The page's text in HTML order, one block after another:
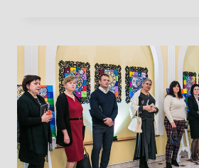
МУЛЬТИМЕДІЙНЕ
ШОУ
ДЛЯ
ВСІЄЇ
РОДИНИ
«УКРАЇНА
ВСЕСВІТУ».
ПЕРШІ